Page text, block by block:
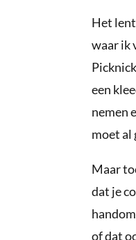
Het
waar ik
een
nemen
moet al
Maar
dat je
of dat